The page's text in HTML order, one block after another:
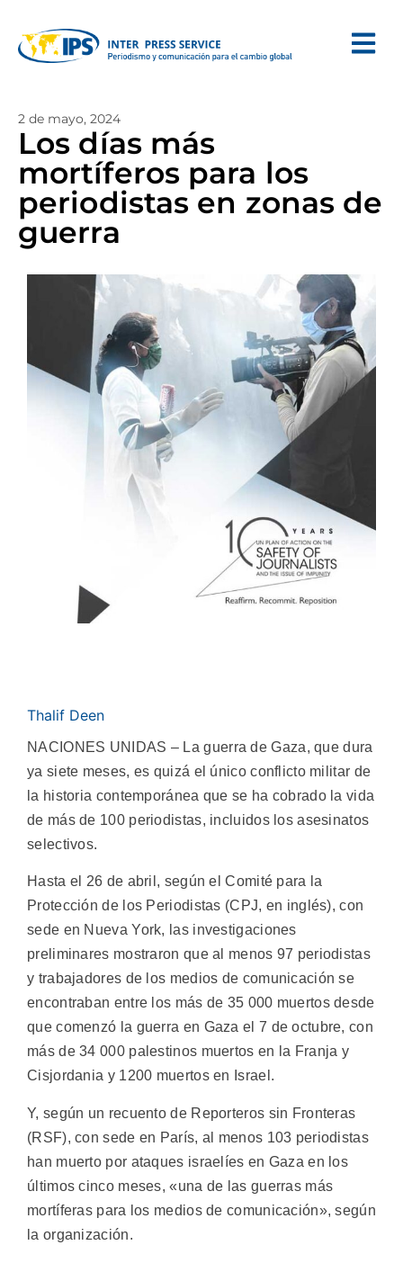
2 de mayo, 2024
Los días más
mortíferos para los
periodistas en zonas de
guerra
Thalif Deen
NACIONES UNIDAS – La guerra de Gaza, que dura
ya siete meses, es quizá el único conflicto militar de
la historia contemporánea que se ha cobrado la vida
de más de 100 periodistas, incluidos los asesinatos
selectivos.
Hasta el 26 de abril, según el Comité para la
Protección de los Periodistas (CPJ, en inglés), con
sede en Nueva York, las investigaciones
preliminares mostraron que al menos 97 periodistas
y trabajadores de los medios de comunicación se
encontraban entre los más de 35 000 muertos desde
que comenzó la guerra en Gaza el 7 de octubre, con
más de 34 000 palestinos muertos en la Franja y
Cisjordania y 1200 muertos en Israel.
Y, según un recuento de Reporteros sin Fronteras
(RSF), con sede en París, al menos 103 periodistas
han muerto por ataques israelíes en Gaza en los
últimos cinco meses, «una de las guerras más
mortíferas para los medios de comunicación», según
la organización.